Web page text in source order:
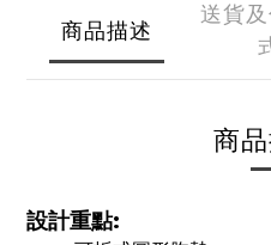
商品描述
送貨
商
設計重點: